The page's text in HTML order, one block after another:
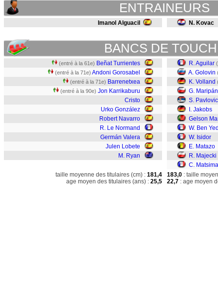
ENTRAINEURS
Imanol Alguacil N. Kovac
BANCS DE
(entré à la 61e) Beñat Turrientes
(entré à la 71e) Andoni Gorosabel
(entré à la 71e) Barrenetxea
(entré à la 90e) Jon Karrikaburu
Cristo
Urko González
Robert Navarro
R. Le Normand
Germán Valera
Julen Lobete
M. Ryan
R. Aguilar
A. Golovin
K. Volland
G. Maripán
S. Pavlovic
I. Jakobs
Gelson
W. Ben
W. Isidor
E. Matazo
R. Majecki
C. Matsima
taille moyenne des titulaires (cm) : 181,4
age moyen des titulaires (ans) : 25,5
183,0 : taille
22,7 : age moyen